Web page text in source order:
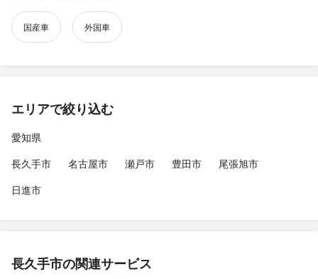
国産車 外国車
エリアで絞り込む
愛知県
長久手市
名古屋市 瀬戸市 豊田市
尾張旭市
日進市
長久手市の関連サービス